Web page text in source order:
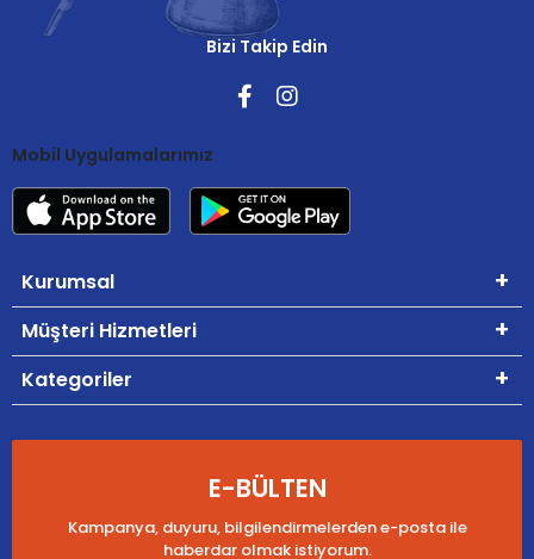
Bizi Takip Edin
Mobil Uygulamalarımız
Kurumsal
Müşteri Hizmetleri
Kategoriler
E-BÜLTEN
Kampanya, duyuru, bilgilendirmelerden e-posta ile
haberdar olmak istiyorum.